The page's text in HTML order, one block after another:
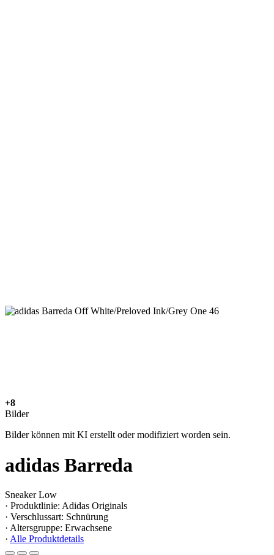
+8
Bilder
Bilder können mit KI erstellt oder modifiziert worden sein.
adidas Barreda
Sneaker Low
· Produktlinie: Adidas Originals
· Verschlussart: Schnürung
· Altersgruppe: Erwachsene
· Alle Produktdetails